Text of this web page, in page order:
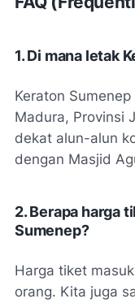
1. Di mana letak
Keraton
Madura, Provinsi
dekat alun-alun
dengan Masjid
2. Berapa harga
Sumenep?
Harga tiket
orang. Kita juga